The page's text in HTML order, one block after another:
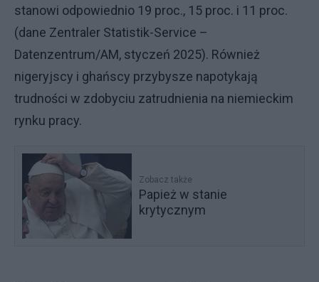
stanowi odpowiednio 19 proc., 15 proc. i 11 proc.
(dane Zentraler Statistik-Service –
Datenzentrum/AM, styczeń 2025). Również
nigeryjscy i ghańscy przybysze napotykają
trudności w zdobyciu zatrudnienia na niemieckim
rynku pracy.
Zobacz także
Papież w stanie
krytycznym